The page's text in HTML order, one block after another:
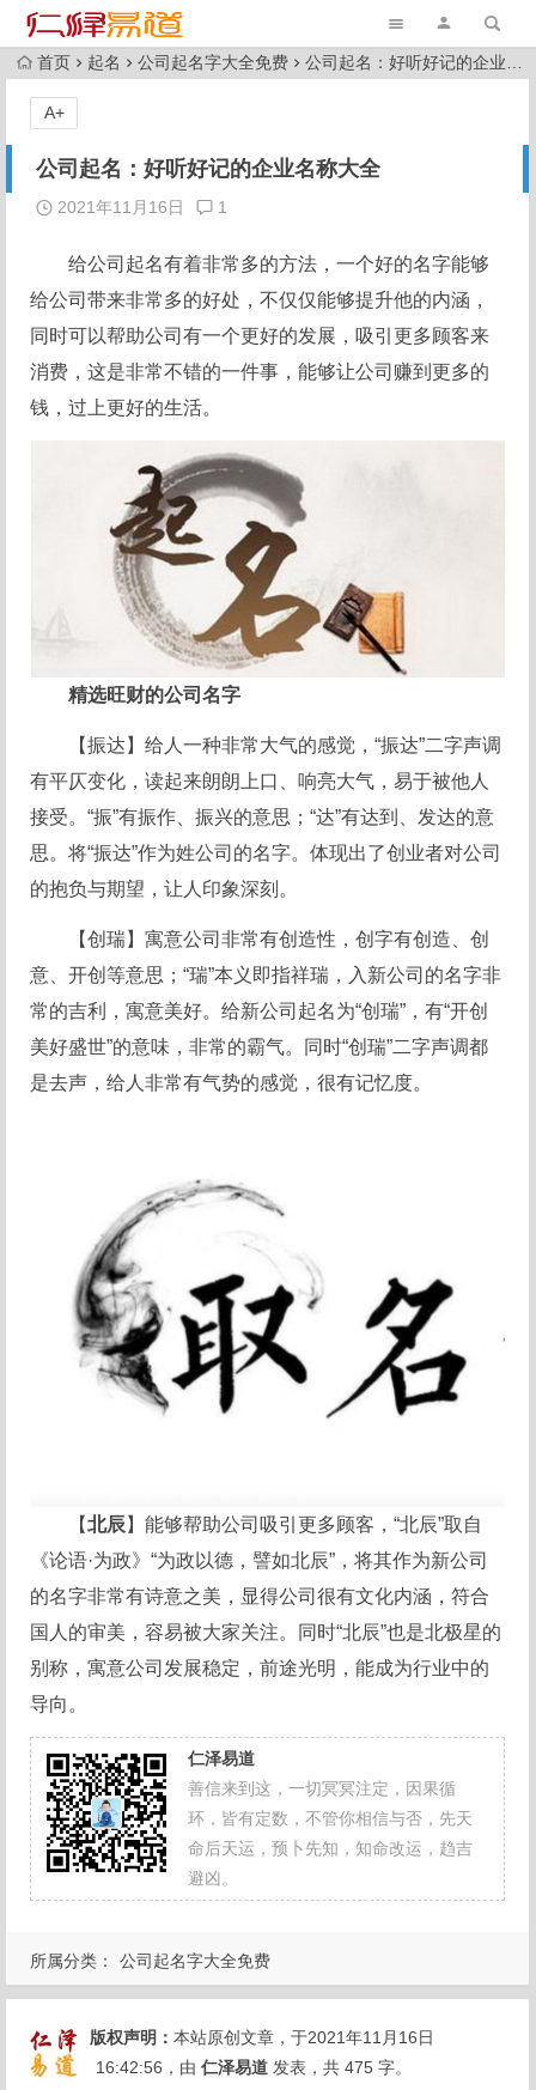
首页 起名 公司起名字大全免费 公司起名：好听好记的企业名称大全
公司起名：好听好记的企业名称大全
2021年11月16日 1
给公司起名有着非常多的方法，一个好的名字能够
给公司带来非常多的好处，不仅仅能够提升他的内涵，
同时可以帮助公司有一个更好的发展，吸引更多顾客来
消费，这是非常不错的一件事，能够让公司赚到更多的
钱，过上更好的生活。
精选旺财的公司名字
【振达】给人一种非常大气的感觉，“振达”二字声调
有平仄变化，读起来朗朗上口、响亮大气，易于被他人
接受。“振”有振作、振兴的意思；“达”有达到、发达的意
思。将“振达”作为姓公司的名字。体现出了创业者对公司
的抱负与期望，让人印象深刻。
【创瑞】寓意公司非常有创造性，创字有创造、创
意、开创等意思；“瑞”本义即指祥瑞，入新公司的名字非
常的吉利，寓意美好。给新公司起名为“创瑞”，有“开创
美好盛世”的意味，非常的霸气。同时“创瑞”二字声调都
是去声，给人非常有气势的感觉，很有记忆度。
【北辰 】能够帮助公司吸引更多顾客，“北辰”取自
《论语·为政》“为政以德，譬如北辰”，将其作为新公司
的名字非常有诗意之美，显得公司很有文化内涵，符合
国人的审美，容易被大家关注。同时“北辰”也是北极星的
别称，寓意公司发展稳定，前途光明，能成为行业中的
导向。
仁泽易道
善信来到这，一切冥冥注定，因果循
环，皆有定数，不管你相信与否，先天
命后天运，预卜先知，知命改运，趋吉
避凶。
A+
所属分类： 公司起名字大全免费
版权声明：本站原创文章，于2021年11月16日
16:42:56 ，由仁泽易道 发表，共 475 字。